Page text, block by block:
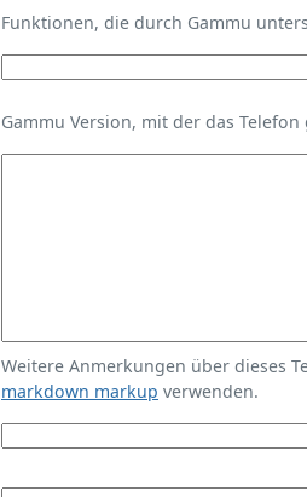
Funktionen, die durch Gammu
Gammu Version, mit der das
Weitere Anmerkungen über dieses
markdown markup verwenden.